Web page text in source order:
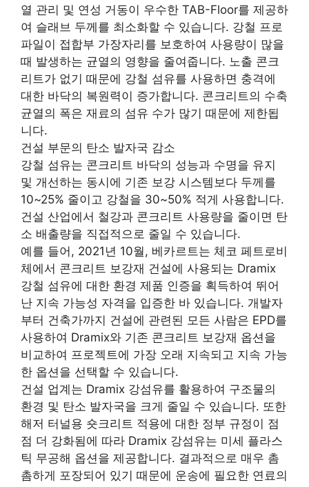
열 관리 및 연성 거동이 우수한 TAB-Floor를 제공하
여 슬래브 두께를 최소화할 수 있습니다. 강철 프로
파일이 접합부 가장자리를 보호하여 사용량이 많을
때 발생하는 균열의 영향을 줄여줍니다. 노출 콘크
리트가 없기 때문에 강철 섬유를 사용하면 충격에
대한 바닥의 복원력이 증가합니다. 콘크리트의 수축
균열의 폭은 재료의 섬유 수가 많기 때문에 제한됩
니다.
건설 부문의 탄소 발자국 감소
강철 섬유는 콘크리트 바닥의 성능과 수명을 유지
및 개선하는 동시에 기존 보강 시스템보다 두께를
10~25% 줄이고 강철을 30~50% 적게 사용합니다.
건설 산업에서 철강과 콘크리트 사용량을 줄이면 탄
소 배출량을 직접적으로 줄일 수 있습니다.
예를 들어, 2021년 10월, 베카르트는 체코 페트로비
체에서 콘크리트 보강재 건설에 사용되는 Dramix
강철 섬유에 대한 환경 제품 인증을 획득하여 뛰어
난 지속 가능성 자격을 입증한 바 있습니다. 개발자
부터 건축가까지 건설에 관련된 모든 사람은 EPD를
사용하여 Dramix와 기존 콘크리트 보강재 옵션을
비교하여 프로젝트에 가장 오래 지속되고 지속 가능
한 옵션을 선택할 수 있습니다.
건설 업계는 Dramix 강섬유를 활용하여 구조물의
환경 및 탄소 발자국을 크게 줄일 수 있습니다. 또한
해저 터널용 숏크리트 적용에 대한 정부 규정이 점
점 더 강화됨에 따라 Dramix 강섬유는 미세 플라스
틱 무공해 옵션을 제공합니다. 결과적으로 매우 촘
촘하게 포장되어 있기 때문에 운송에 필요한 연료의